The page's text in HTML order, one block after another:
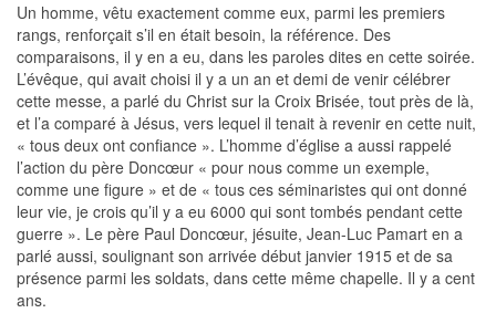
Un homme, vêtu exactement comme eux, parmi les premiers
rangs, renforçait s’il en était besoin, la référence. Des
comparaisons, il y en a eu, dans les paroles dites en cette soirée.
L’évêque, qui avait choisi il y a un an et demi de venir célébrer
cette messe, a parlé du Christ sur la Croix Brisée, tout près de là,
et l’a comparé à Jésus, vers lequel il tenait à revenir en cette nuit,
« tous deux ont confiance ». L’homme d’église a aussi rappelé
l’action du père Doncœur « pour nous comme un exemple,
comme une figure » et de « tous ces séminaristes qui ont donné
leur vie, je crois qu’il y a eu 6000 qui sont tombés pendant cette
guerre ». Le père Paul Doncœur, jésuite, Jean-Luc Pamart en a
parlé aussi, soulignant son arrivée début janvier 1915 et de sa
présence parmi les soldats, dans cette même chapelle. Il y a cent
ans.